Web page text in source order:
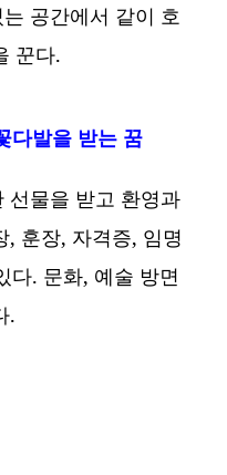
공간에서 같이 호
꾼다.
다발을 받는 꿈
선물을 받고 환영과
, 훈장, 자격증, 임명
다. 문화, 예술 방면
.